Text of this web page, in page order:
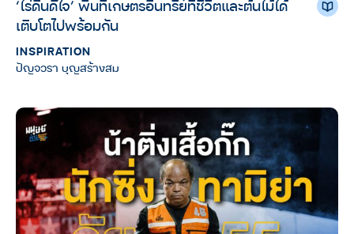
‘ไร่ดินดีใจ’ พื้นที่เกษตรอินทรีย์ที่ชีวิตและต้นไม้ได้
เติบโตไปพร้อมกัน
INSPIRATION
ปัญจวรา บุญสร้างสม